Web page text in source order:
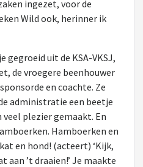
ingezet, voor de
Wild ook, herinner ik
gegroeid uit de KSA-VKSJ,
de vroegere beenhouwer
en coachte. Ze
administratie een beetje
veel plezier gemaakt. En
Hamboerken en
en hond! (acteert) ‘Kijk,
aan ’t draaien!’ Je maakte